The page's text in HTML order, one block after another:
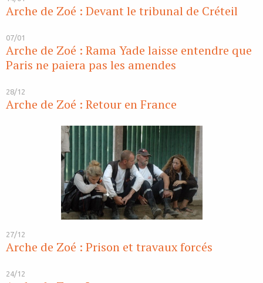
Arche de Zoé : Devant le tribunal de Créteil
07/01
Arche de Zoé : Rama Yade laisse entendre que
Paris ne paiera pas les amendes
28/12
Arche de Zoé : Retour en France
27/12
Arche de Zoé : Prison et travaux forcés
24/12